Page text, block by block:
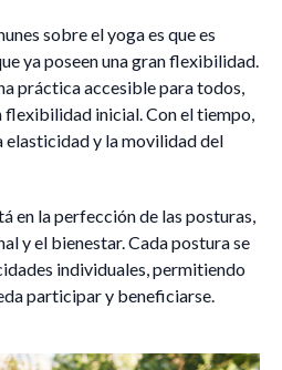
sobre el yoga es que es
ya poseen una gran flexibilidad.
práctica accesible para todos,
flexibilidad inicial. Con el tiempo,
elasticidad y la movilidad del
en la perfección de las posturas,
y el bienestar. Cada postura se
individuales, permitiendo
participar y beneficiarse.